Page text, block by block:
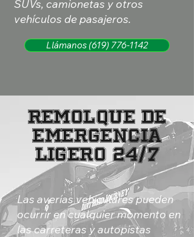
SUVs, camionetas y otros
vehículos de pasajeros.
Llámanos (619) 776-1142
Remolque de
Emergencia
Ligero 24/7
Las averías vehiculares pueden
ocurrir en cualquier momento en
las carreteras y autopistas